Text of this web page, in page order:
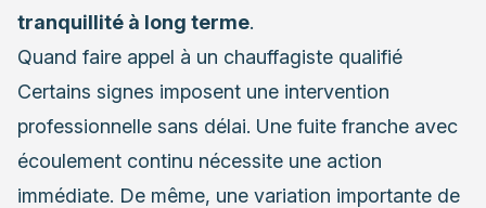
tranquillité à long terme.
Quand faire appel à un chauffagiste qualifié
Certains signes imposent une intervention
professionnelle sans délai. Une fuite franche avec
écoulement continu nécessite une action
immédiate. De même, une variation importante de